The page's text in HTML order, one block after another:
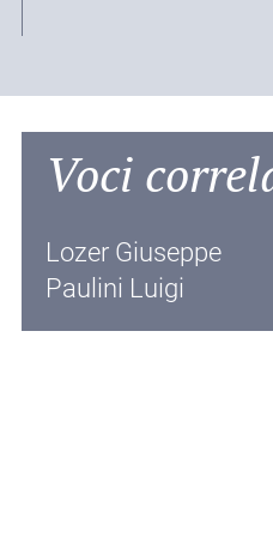
Voci
Lozer Giuseppe
Paulini Luigi